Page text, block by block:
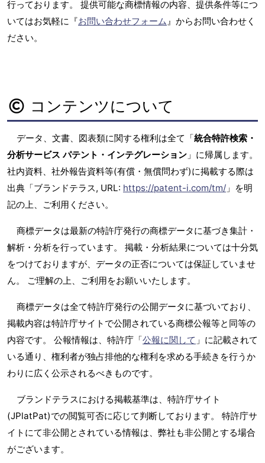
行っております。 提供可能な商標情報の内容、提供条件等につ
いてはお気軽に『お問い合わせフォーム』からお問い合わせく
ださい。
コンテンツについて
データ、文書、図表類に関する権利は全て「統合特許検索・
分析サービス パテント・インテグレーション 」に帰属します。
社内資料、社外報告資料等(有償・無償問わず)に掲載する際は
出典「ブランドテラス, URL: https://patent-i.com/tm/ 」を明
記の上、ご利用ください。
商標データは最新の特許庁発行の商標データに基づき集計・
解析・分析を行っています。 掲載・分析結果については十分気
をつけておりますが、データの正否については保証していませ
ん。 ご理解の上、ご利用をお願いいたします。
商標データは全て特許庁発行の公開データに基づいており、
掲載内容は特許庁サイトで公開されている商標公報等と同等の
内容です。 公報情報は、特許庁「公報に関して 」に記載されて
いる通り、権利者が独占排他的な権利を求める手続きを行うか
わりに広く公示されるべきものです。
ブランドテラスにおける掲載基準は、特許庁サイト
(JPlatPat)での閲覧可否に応じて判断しております。 特許庁サ
イトにて非公開とされている情報は、弊社も非公開とする場合
がございます。